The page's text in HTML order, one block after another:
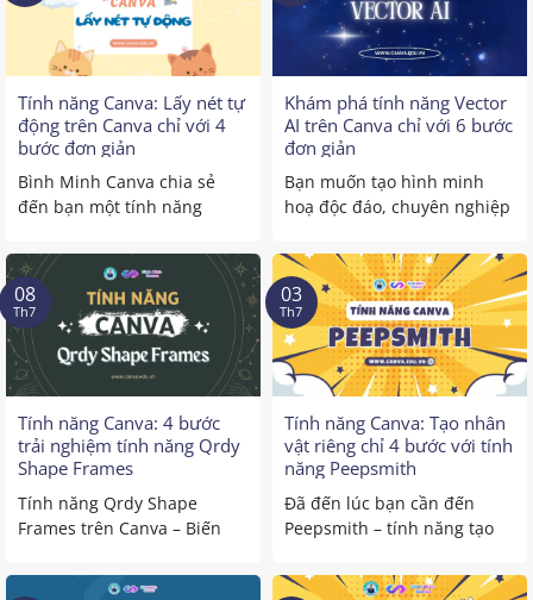
Tính năng Canva: Lấy nét tự
động trên Canva chỉ với 4
bước đơn giản
Bình Minh Canva chia sẻ
đến bạn một tính năng
Khám phá tính năng Vector
AI trên Canva chỉ với 6 bước
đơn giản
Bạn muốn tạo hình minh
hoạ độc đáo, chuyên nghiệp
Tính năng Canva: 4 bước
trải nghiệm tính năng Qrdy
Shape Frames
Tính năng Qrdy Shape
Frames trên Canva – Biến
...
08
Th7
Tính năng Canva: Tạo nhân
vật riêng chỉ 4 bước với tính
năng Peepsmith
Đã đến lúc bạn cần đến
Peepsmith – tính năng tạo
03
Th7